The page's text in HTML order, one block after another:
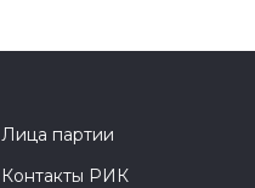
Лица партии
Контакты РИК